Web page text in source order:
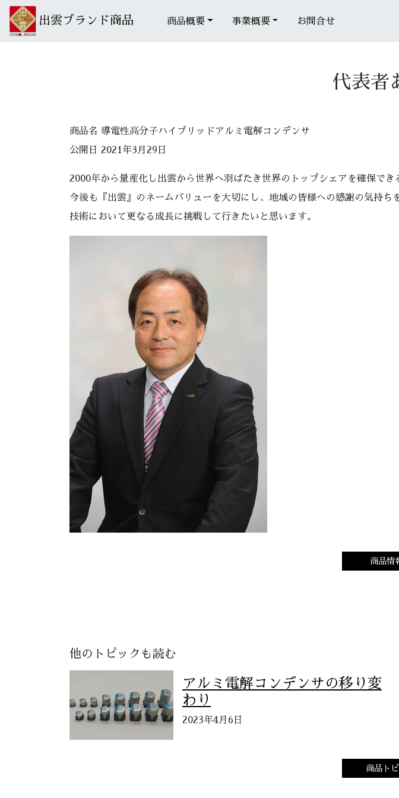
出雲ブランド商品 商品概要 事業概要 お問合せ
代表者
商品名 導電性高分子ハイブリッドアルミ電解コンデンサ
公開日 2021年3月29日
2000年から量産化し出雲から世界へ羽ばたき世界のトップシェアを確保でき
今後も『出雲』のネームバリューを大切にし、地域の皆様への感謝の気持ち
技術において更なる成長に挑戦して行きたいと思います。
商品情
他のトピックも読む
アルミ電解コンデンサの移り変
わり
2023年4月6日
商品ト